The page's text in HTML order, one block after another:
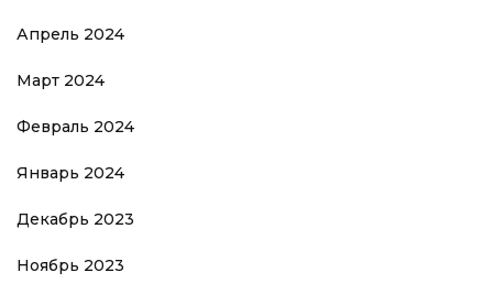
Апрель 2024
Март 2024
Февраль 2024
Январь 2024
Декабрь 2023
Ноябрь 2023